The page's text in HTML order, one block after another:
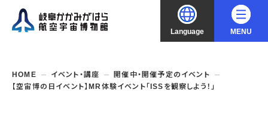
Language MENU
HOME イベント・講座
開催中・開催予定のイベント
【空宙博の日イベント】MR体験イベント「ISSを観察しよう！」